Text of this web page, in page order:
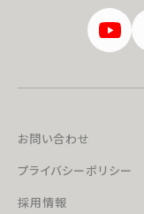
お問い合わせ
プライバシーポリシー
採用情報